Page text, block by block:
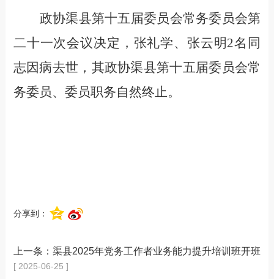
政协渠县第十五届委员会常务委员会第
二十一次会议决定，张礼学、张云明2名同
志因病去世，其政协渠县第十五届委员会常
务委员、委员职务自然终止。
分享到：
上一条： 渠县2025年党务工作者业务能力提升培训班开班
[ 2025-06-25 ]